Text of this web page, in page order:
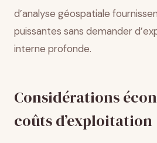
d’analyse géospatiale
puissantes sans demander
interne profonde.
Considérations
coûts d’exploitation